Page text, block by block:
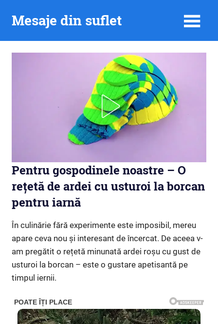
Mesaje din suflet
Pentru gospodinele noastre – O
rețetă de ardei cu usturoi la borcan
pentru iarnă
În culinărie fără experimente este imposibil, mereu
apare ceva nou și interesant de încercat. De aceea v-
am pregătit o rețetă minunată ardei roșu cu gust de
usturoi la borcan – este o gustare apetisantă pe
timpul iernii.